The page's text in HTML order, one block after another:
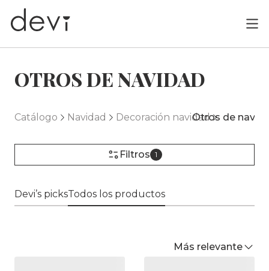
OTROS DE NAVIDAD
Catálogo Navidad Decoración navidadOtros de
Filtros 1
Devi’s picksTodos los productos
Más relevante